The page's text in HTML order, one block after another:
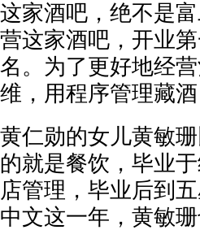
这家酒吧，绝不是
营这家酒吧，开业
名。为了更好地经
维，用程序管理藏
黄仁勋的女儿黄敏
的就是餐饮，毕业
店管理，毕业后到
中文这一年，黄敏